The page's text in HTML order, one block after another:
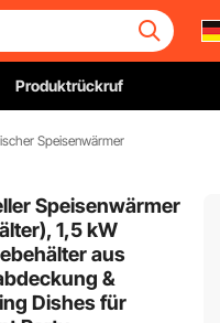
Produktrückruf
Speisenwärmer
Speisenwärmer
1,5 kW
aus
&
Dishes für